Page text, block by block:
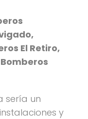
El Retiro,
sería un
y